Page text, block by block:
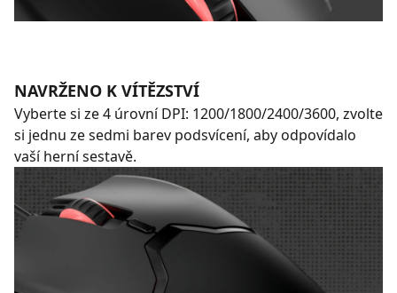
NAVRŽENO K VÍTĚZSTVÍ
Vyberte si ze 4 úrovní DPI: 1200/1800/2400/3600, zvolte
si jednu ze sedmi barev podsvícení, aby odpovídalo
vaší herní sestavě.